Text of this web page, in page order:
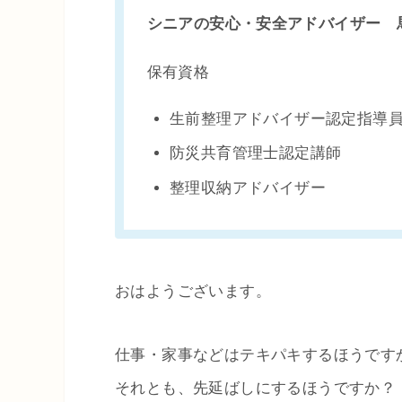
シニアの安心・安全アドバイザー
保有資格
生前整理アドバイザー認定指導員
防災共育管理士認定講師
整理収納アドバイザー
おはようございます。
仕事・家事などはテキパキするほうです
それとも、先延ばしにするほうですか？